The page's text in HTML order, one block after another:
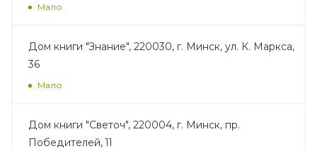
Мало
Дом книги "Знание", 220030, г. Минск, ул. К. Маркса,
36
Мало
Дом книги "Светоч", 220004, г. Минск, пр.
Победителей, 11